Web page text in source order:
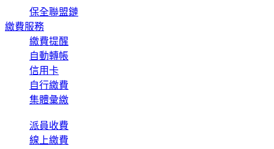
保全聯盟鏈
繳費服務
繳費提醒
自動轉帳
信用卡
自行繳費
集體彙繳
派員收費
線上繳費